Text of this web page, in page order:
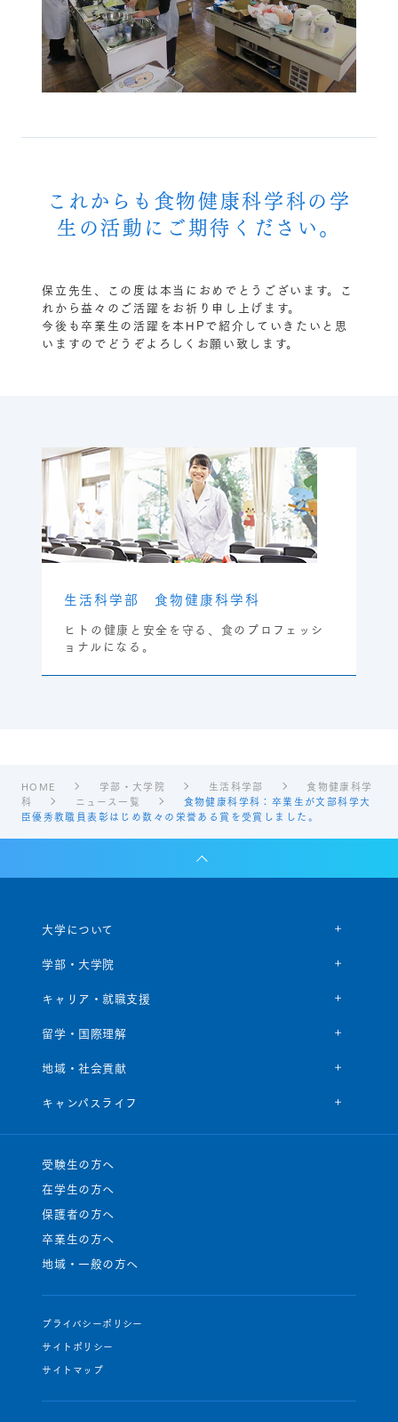
これからも食物健康科学科の学
生の活動にご期待ください。
保立先生、この度は本当におめでとうございます。こ
れから益々のご活躍をお祈り申し上げます。
今後も卒業生の活躍を本HPで紹介していきたいと思
いますのでどうぞよろしくお願い致します。
生活科学部 食物健康科学科
ヒトの健康と安全を守る、食のプロフェッシ
ョナルになる。
HOME 学部・大学院 生活科学部
食物健康科学
科
ニュース一覧
食物健康科学科：卒業生が文部科学大
臣優秀教職員表彰はじめ数々の栄誉ある賞を受賞しました。
大学について
学部・大学院
キャリア・就職支援
留学・国際理解
地域・社会貢献
キャンパスライフ
受験生の方へ
在学生の方へ
保護者の方へ
卒業生の方へ
地域・一般の方へ
プライバシーポリシー
サイトポリシー
サイトマップ